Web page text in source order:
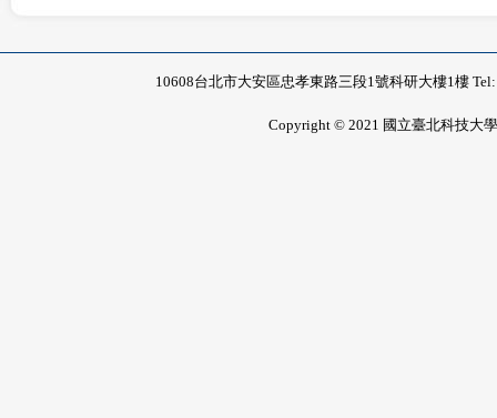
10608台北市大安區忠孝東路三段1號科研大樓1樓
Copyright © 2021 國立臺北科技大